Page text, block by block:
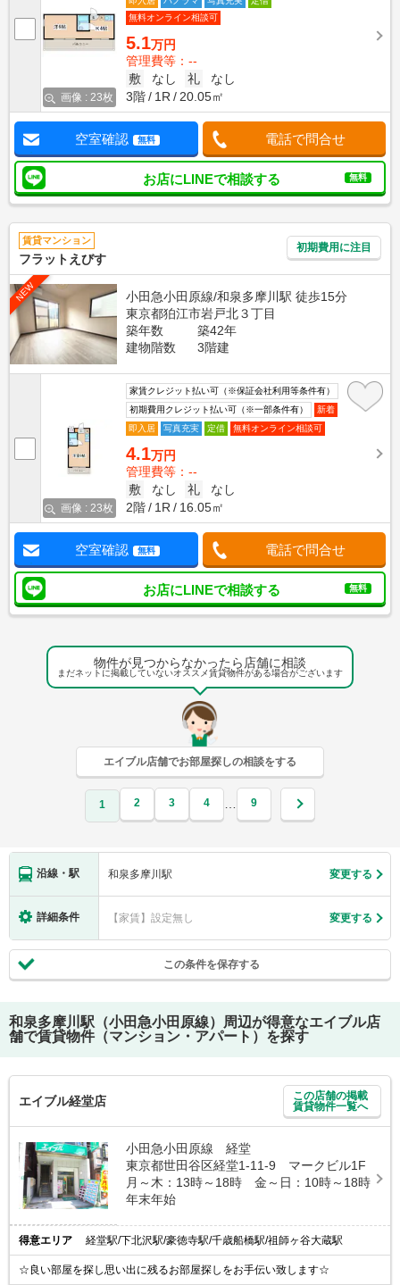
画像 : 23枚
無料オンライン相談可
5.1万円
管理費等：--
敷
なし 礼
なし
3階
1R 20.05㎡
空室確認 無料 電話で問合せ
お店にLINEで相談する 無料
賃貸マンション
フラットえびす
初期費用に注目
NEW
小田急小田原線/和泉多摩川駅 徒歩15分
東京都狛江市岩戸北３丁目
築年数
築42年
建物階数
3階建
画像 : 23枚
家賃クレジット払い可（※保証会社利用等条件有）
初期費用クレジット払い可（※一部条件有）
新着
即入居
写真充実 定借 無料オンライン相談可
4.1万円
管理費等：--
敷
なし 礼
なし
2階
1R 16.05㎡
空室確認 無料 電話で問合せ
お店にLINEで相談する 無料
物件が見つからなかったら店舗に相談
まだネットに掲載していないオススメ賃貸物件がある場合がございます
エイブル店舗でお部屋探しの相談をする
1 2 3 4 … 9
沿線・駅 和泉多摩川駅 変更する
詳細条件 【家賃】設定無し 変更する
この条件を保存する
和泉多摩川駅（小田急小田原線）
周辺が得意なエイブル店
舗で賃貸物件（マンション・アパート）を探す
エイブル経堂店
この店舗の掲載
賃貸物件一覧へ
小田急小田原線 経堂
東京都世田谷区経堂1-11-9 マークビル1F
月～木：13時～18時 金～日：10時～18時
年末年始
得意エリア 経堂駅/下北沢駅/豪徳寺駅/千歳船橋駅/祖師ヶ谷大蔵駅
☆良い部屋を探し思い出に残るお部屋探しをお手伝い致します☆